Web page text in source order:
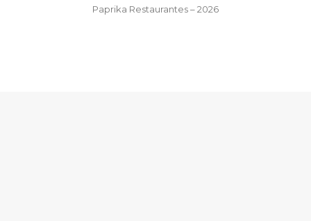
Paprika Restaurantes – 2026